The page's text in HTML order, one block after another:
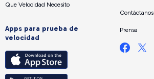
Que Velocidad Necesito
Apps para prueba de
velocidad
Contáctanos
Prensa